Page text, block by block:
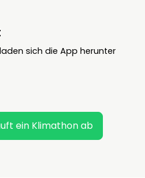
sich die App herunter
ein Klimathon ab